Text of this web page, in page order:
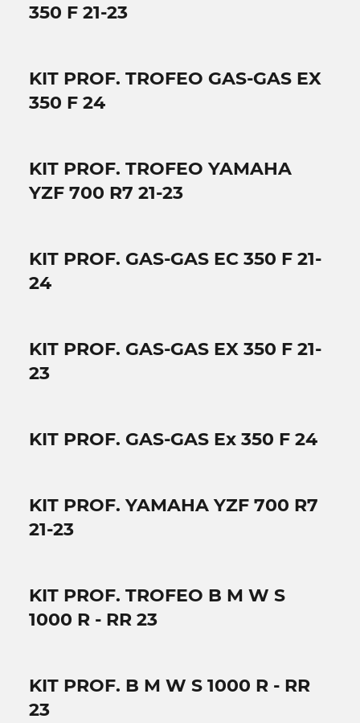
350 F 21-23
KIT PROF. TROFEO GAS-GAS EX
350 F 24
KIT PROF. TROFEO YAMAHA
YZF 700 R7 21-23
KIT PROF. GAS-GAS EC 350 F 21-
24
KIT PROF. GAS-GAS EX 350 F 21-
23
KIT PROF. GAS-GAS Ex 350 F 24
KIT PROF. YAMAHA YZF 700 R7
21-23
KIT PROF. TROFEO B M W S
1000 R - RR 23
KIT PROF. B M W S 1000 R - RR
23